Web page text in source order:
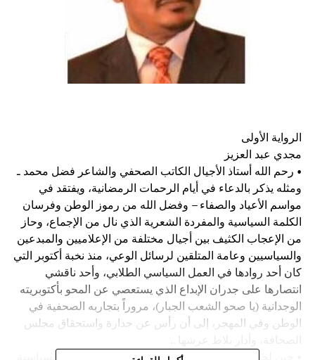
الرواية الأولى
مجدي عبد العزيز
• رحم الله أستاذ الأجيال الكاتب الصحفي والشاعر فضل محمد ـ
ومثله يذكر بالدعاء في أيام الرحمات الرمضانية، ويفتقد في
مواسم الأعياد والصفاء – وفضل الله من رموز الوطن وفرسان
الكلمة السياسية والمفردة الشعرية الذي نال من الإجماع، وحاز
من الإعجاب الكثيف بين أجيال مختلفة من الإعلاميين والمبدعين
والسياسيين وعامة المتلقين لرسائل الوعي، منذ نخبة أكتوبر التي
كان أحد روادها في العمل السياسي الطلابي، وأحد ناقشي
انتصارها على جدران الإبداع الذي يستعصي عن المحو بأكتوبريته
الوجدانية (يا صحو الشعب الجبار)، مروراً بتجاربه الصحفية في
الوطن وفي المهجر، إلى أن رأس عن جدارة واستحقاق مجلس
• حين لحظة عشم تاريخية وبارقة أمل وطنية، والقوى السياسية